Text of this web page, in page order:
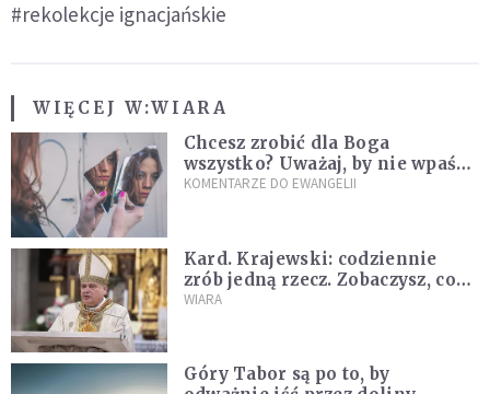
#rekolekcje ignacjańskie
WIĘCEJ W:WIARA
Chcesz zrobić dla Boga
wszystko? Uważaj, by nie wpaść
w groźną pułapkę
KOMENTARZE DO EWANGELII
Kard. Krajewski: codziennie
zrób jedną rzecz. Zobaczysz, co
stanie się z twoim życiem
WIARA
Góry Tabor są po to, by